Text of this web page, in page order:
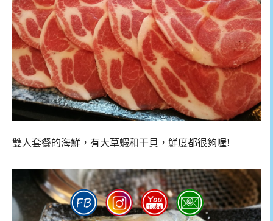
雙人套餐的海鮮，有大草蝦和干貝，鮮度都很夠喔!